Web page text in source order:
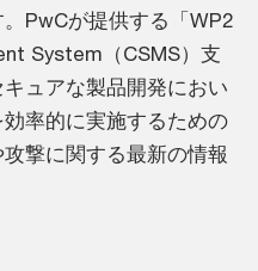
PwCが提供する「WP2
System（CSMS）支
ュアな製品開発におい
率的に実施するための
撃に関する最新の情報